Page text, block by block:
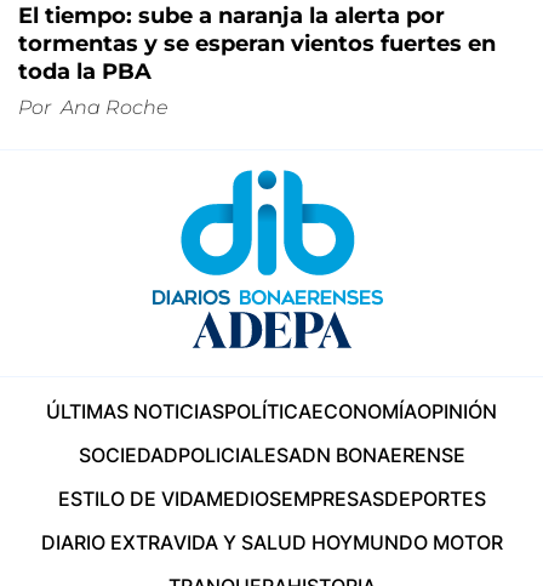
El tiempo: sube a naranja la alerta por
tormentas y se esperan vientos fuertes en
toda la PBA
Por Ana Roche
ÚLTIMAS NOTICIASPOLÍTICAECONOMÍAOPINIÓN
SOCIEDADPOLICIALESADN BONAERENSE
ESTILO DE VIDAMEDIOSEMPRESASDEPORTES
DIARIO EXTRAVIDA Y SALUD HOYMUNDO MOTOR